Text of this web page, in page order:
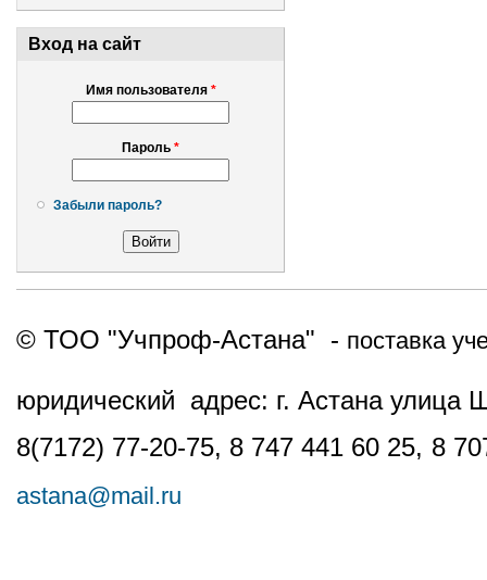
Вход на сайт
Имя пользователя *
Пароль *
Забыли пароль?
© ТОО "Учпроф-Астана" - поставка
юридический адрес: г. Астана
8(7172) 77-20-75, 8 747 441 60 25, 8
astana@mail.ru